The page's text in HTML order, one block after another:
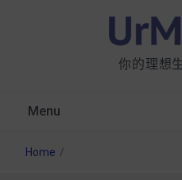
你的理想
Menu
Home /